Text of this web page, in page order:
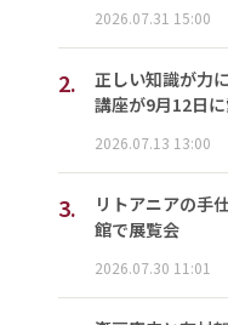
2026.07.31 15:00
2.
正しい知識が力
講座が9月12日
2026.07.13 13:00
3.
リトアニアの手
館で展覧会
2026.07.30 11:01